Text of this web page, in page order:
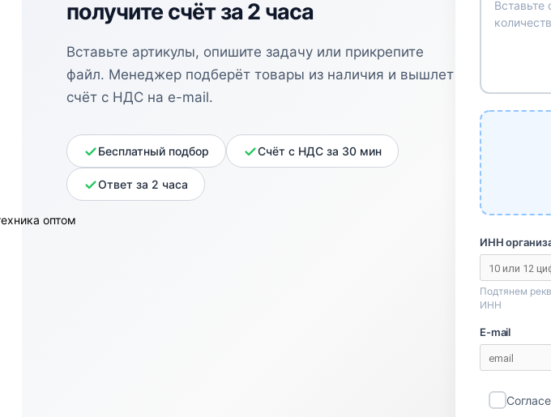
получите счёт за 2 часа
Вставьте артикулы, опишите задачу или прикрепите
файл. Менеджер подберёт товары из наличия и вышлет
счёт с НДС на e-mail.
Бесплатный подбор Счёт с НДС за 30 мин
Ответ за 2 часа
ИНН
Подтянем
ИНН
E-mail